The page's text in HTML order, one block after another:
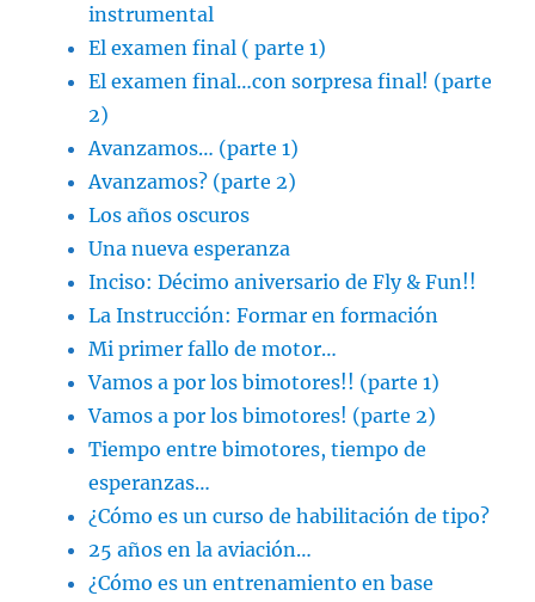
instrumental
El examen final ( parte 1)
El examen final…con sorpresa final! (parte
2)
Avanzamos… (parte 1)
Avanzamos? (parte 2)
Los años oscuros
Una nueva esperanza
Inciso: Décimo aniversario de Fly & Fun!!
La Instrucción: Formar en formación
Mi primer fallo de motor…
Vamos a por los bimotores!! (parte 1)
Vamos a por los bimotores! (parte 2)
Tiempo entre bimotores, tiempo de
esperanzas…
¿Cómo es un curso de habilitación de tipo?
25 años en la aviación…
¿Cómo es un entrenamiento en base